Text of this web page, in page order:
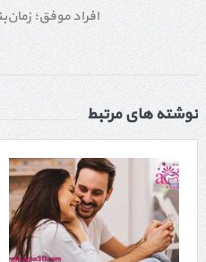
افراد موفق؛
نوشته های مرتبط